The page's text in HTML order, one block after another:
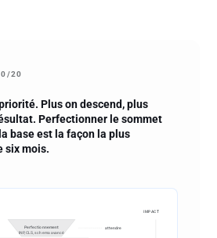
20
Plus on descend, plus
Perfectionner le sommet
base est la façon la plus
six mois.
IMPACT
Perfectionnement
INP, CLS, schema avancé
attendre